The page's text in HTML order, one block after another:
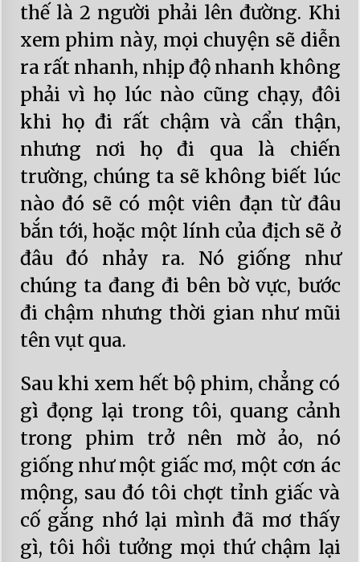
thế là 2 người phải lên đường. Khi
xem phim này, mọi chuyện sẽ diễn
ra rất nhanh, nhịp độ nhanh không
phải vì họ lúc nào cũng chạy, đôi
khi họ đi rất chậm và cẩn thận,
nhưng nơi họ đi qua là chiến
trường, chúng ta sẽ không biết lúc
nào đó sẽ có một viên đạn từ đâu
bắn tới, hoặc một lính của địch sẽ ở
đâu đó nhảy ra. Nó giống như
chúng ta đang đi bên bờ vực, bước
đi chậm nhưng thời gian như mũi
tên vụt qua.
Sau khi xem hết bộ phim, chẳng có
gì đọng lại trong tôi, quang cảnh
trong phim trở nên mờ ảo, nó
giống như một giấc mơ, một cơn ác
mộng, sau đó tôi chợt tỉnh giấc và
cố gắng nhớ lại mình đã mơ thấy
gì, tôi hồi tưởng mọi thứ chậm lại